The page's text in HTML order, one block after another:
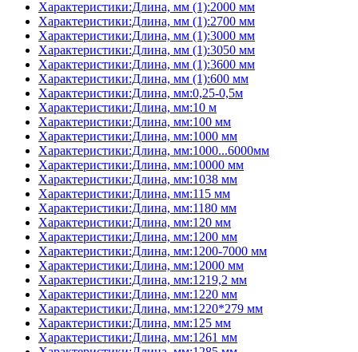
Характеристики:Длина, мм (1):2000 мм
Характеристики:Длина, мм (1):2700 мм
Характеристики:Длина, мм (1):3000 мм
Характеристики:Длина, мм (1):3050 мм
Характеристики:Длина, мм (1):3600 мм
Характеристики:Длина, мм (1):600 мм
Характеристики:Длина, мм:0,25-0,5м
Характеристики:Длина, мм:10 м
Характеристики:Длина, мм:100 мм
Характеристики:Длина, мм:1000 мм
Характеристики:Длина, мм:1000...6000мм
Характеристики:Длина, мм:10000 мм
Характеристики:Длина, мм:1038 мм
Характеристики:Длина, мм:115 мм
Характеристики:Длина, мм:1180 мм
Характеристики:Длина, мм:120 мм
Характеристики:Длина, мм:1200 мм
Характеристики:Длина, мм:1200-7000 мм
Характеристики:Длина, мм:12000 мм
Характеристики:Длина, мм:1219,2 мм
Характеристики:Длина, мм:1220 мм
Характеристики:Длина, мм:1220*279 мм
Характеристики:Длина, мм:125 мм
Характеристики:Длина, мм:1261 мм